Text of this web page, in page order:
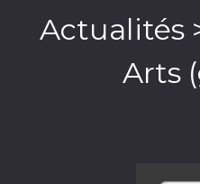
Actualités
Arts